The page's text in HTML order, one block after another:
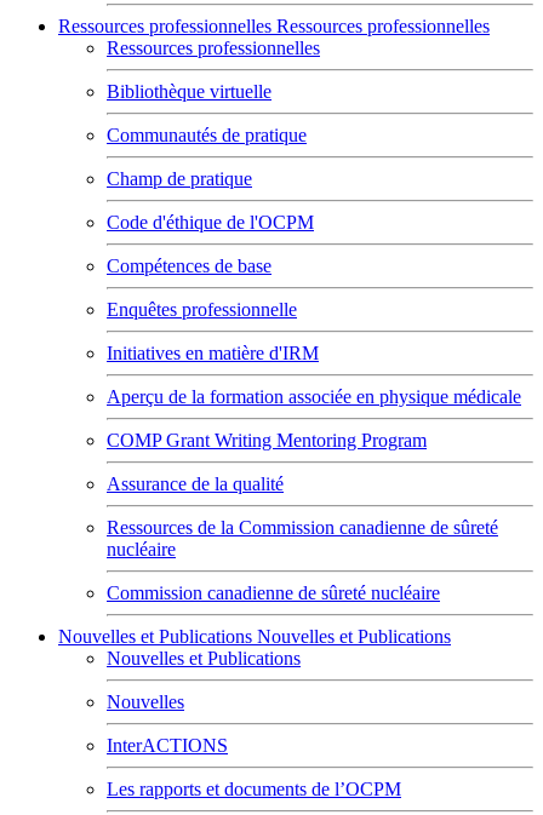
Ressources professionnelles Ressources professionnelles
Ressources professionnelles
Bibliothèque virtuelle
Communautés de pratique
Champ de pratique
Code d'éthique de l'OCPM
Compétences de base
Enquêtes professionnelle
Initiatives en matière d'IRM
Aperçu de la formation associée en physique médicale
COMP Grant Writing Mentoring Program
Assurance de la qualité
Ressources de la Commission canadienne de sûreté
nucléaire
Commission canadienne de sûreté nucléaire
Nouvelles et Publications Nouvelles et Publications
Nouvelles et Publications
Nouvelles
InterACTIONS
Les rapports et documents de l’OCPM